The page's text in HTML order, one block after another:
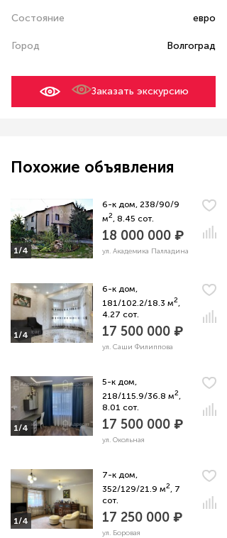
Состояние евро
Город Волгоград
Заказать экскурсию
Похожие объявления
1/4
6-к дом, 238/90/9
м2, 8.45 сот.
18 000 000 ₽
ул. Академика Палладина
1/4
6-к дом,
181/102.2/18.3 м2,
4.27 сот.
17 500 000 ₽
ул. Саши Филиппова
1/4
5-к дом,
218/115.9/36.8 м2,
8.01 сот.
17 500 000 ₽
ул. Окольная
1/4
7-к дом,
352/129/21.9 м2, 7
сот.
17 250 000 ₽
ул. Боровая